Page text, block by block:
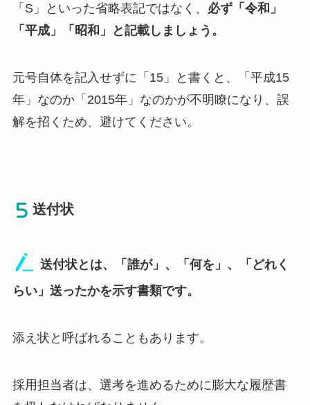
「S」といった省略表記ではなく、 必ず「令和」
「平成」「昭和」と記載しましょう。
元号自体を記入せずに「15」と書くと、「平成15
年」なのか「2015年」なのかが不明瞭になり、誤
解を招くため、避けてください。
送付状
送付状とは、「誰が」、「何を」、「どれく
らい」送ったかを示す書類です。
添え状と呼ばれることもあります。
採用担当者は、選考を進めるために膨大な履歴書